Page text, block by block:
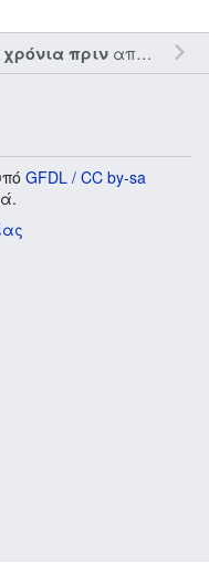
πριναπό τον την
GFDL / CC by-sa